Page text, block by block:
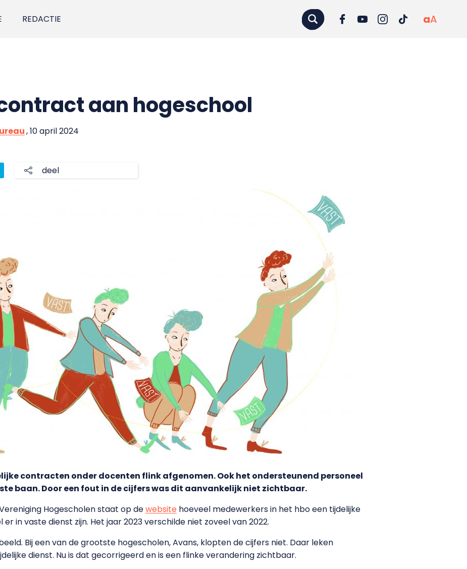
REDACTIE aA
aan hogeschool
, 10 april 2024
deel
contracten onder docenten flink afgenomen. Ook het ondersteunend personeel
baan. Door een fout in de cijfers was dit aanvankelijk niet zichtbaar.
Hogescholen staat op dewebsite hoeveel medewerkers in het hbo een tijdelijke
in vaste dienst zijn. Het jaar 2023 verschilde niet zoveel van 2022.
Bij een van de grootste hogescholen, Avans, klopten de cijfers niet. Daar leken
dienst. Nu is dat gecorrigeerd en is een flinke verandering zichtbaar.